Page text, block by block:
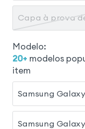
Capa à prova
Modelo:
20+ modelos
item
Samsung
Samsung